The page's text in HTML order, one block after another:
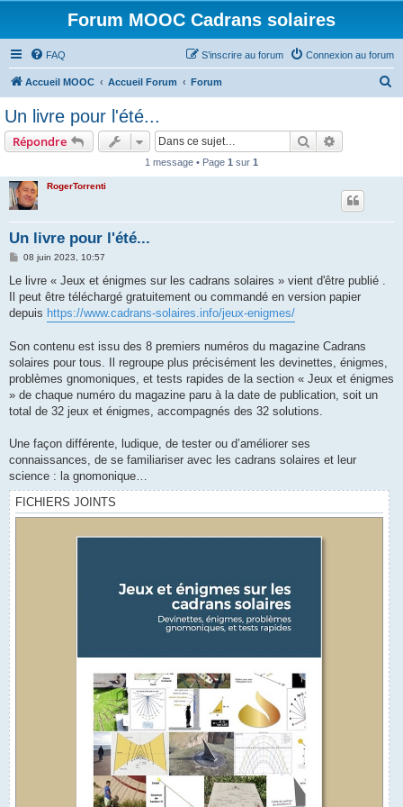
Forum MOOC Cadrans solaires
FAQ Connexion au forum
S’inscrire au forum
Accueil MOOC Accueil Forum Forum
Un livre pour l'été...
Répondre Rechercher
1 message • Page 1 sur 1
RogerTorrenti
Un livre pour l'été...
M
s
a
g
e
08 juin 2023, 10:57
Le livre « Jeux et énigmes sur les cadrans solaires » vient d'être publié .
Il peut être téléchargé gratuitement ou commandé en version papier
depuis https://www.cadrans-solaires.info/jeux-enigmes/
Son contenu est issu des 8 premiers numéros du magazine Cadrans
solaires pour tous. Il regroupe plus précisément les devinettes, énigmes,
problèmes gnomoniques, et tests rapides de la section « Jeux et énigmes
» de chaque numéro du magazine paru à la date de publication, soit un
total de 32 jeux et énigmes, accompagnés des 32 solutions.
Une façon différente, ludique, de tester ou d’améliorer ses
connaissances, de se familiariser avec les cadrans solaires et leur
science : la gnomonique…
FICHIERS JOINTS